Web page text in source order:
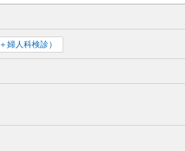
婦人科検診）